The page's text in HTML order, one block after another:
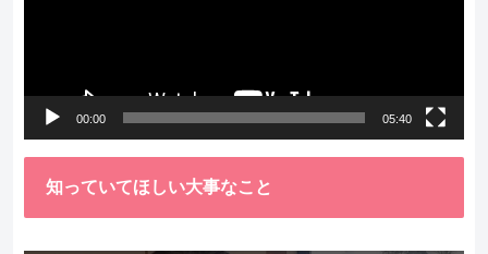
00:00 05:40
知っていてほしい大事なこと